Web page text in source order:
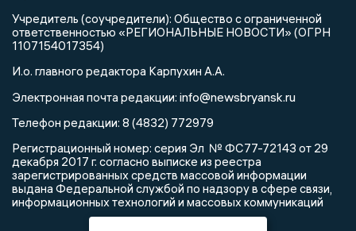
Учредитель (соучредители): Общество с ограниченной
ответственностью «РЕГИОНАЛЬНЫЕ НОВОСТИ» (ОГРН
1107154017354)
И.о. главного редактора Карпухин А.А.
Электронная почта редакции: info@newsbryansk.ru
Телефон редакции: 8 (4832) 772979
Регистрационный номер: серия Эл № ФС77-72143 от 29
декабря 2017 г. согласно выписке из реестра
зарегистрированных средств массовой информации
выдана Федеральной службой по надзору в сфере связи,
информационных технологий и массовых коммуникаций